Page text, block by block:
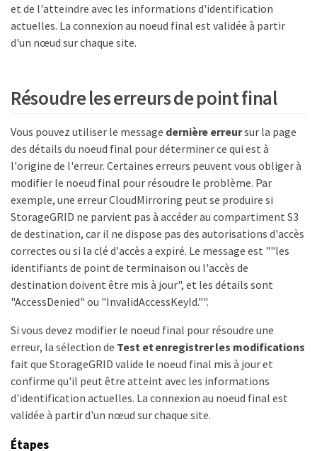
et de l'atteindre avec les informations d'identification
actuelles. La connexion au noeud final est validée à partir
d'un nœud sur chaque site.
Résoudre les erreurs de point final
Vous pouvez utiliser le message dernière erreursur la page
des détails du noeud final pour déterminer ce qui est à
l'origine de l'erreur. Certaines erreurs peuvent vous obliger à
modifier le noeud final pour résoudre le problème. Par
exemple, une erreur CloudMirroring peut se produire si
StorageGRID ne parvient pas à accéder au compartiment S3
de destination, car il ne dispose pas des autorisations d'accès
correctes ou si la clé d'accès a expiré. Le message est ""les
identifiants de point de terminaison ou l'accès de
destination doivent être mis à jour", et les détails sont
"AccessDenied" ou "InvalidAccessKeyId."".
Si vous devez modifier le noeud final pour résoudre une
erreur, la sélection de Test et enregistrer les modifications
fait que StorageGRID valide le noeud final mis à jour et
confirme qu'il peut être atteint avec les informations
d'identification actuelles. La connexion au noeud final est
validée à partir d'un nœud sur chaque site.
Étapes